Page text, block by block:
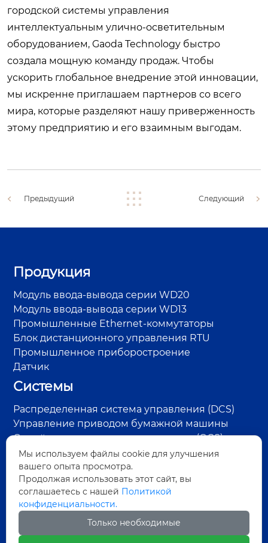
городской системы управления
интеллектуальным улично-осветительным
оборудованием, Gaoda Technology быстро
создала мощную команду продаж. Чтобы
ускорить глобальное внедрение этой инновации,
мы искренне приглашаем партнеров со всего
мира, которые разделяют нашу приверженность
этому предприятию и его взаимным выгодам.
Предыдущий Следующий
Продукция
Модуль ввода-вывода серии WD20
Модуль ввода-вывода серии WD13
Промышленные Ethernet-коммутаторы
Блок дистанционного управления RTU
Промышленное приборостроение
Датчик
Системы
Распределенная система управления (DCS)
Управление приводом бумажной машины
Онлайн-система контроля качества (QCS)
Система управления RTU на нефтепромысле
Система контроля пара и конденсата
Система обнаружения дефектов поверхности
Система управления энергосбережением
Адрес:
улица Чжунмянь, район Юсянь, город Мяньян,
Мы используем файлы cookie для улучшения
вашего опыта просмотра.
Продолжая использовать этот сайт, вы
соглашаетесь с нашей Политикой
конфиденциальности.
Только необходимые